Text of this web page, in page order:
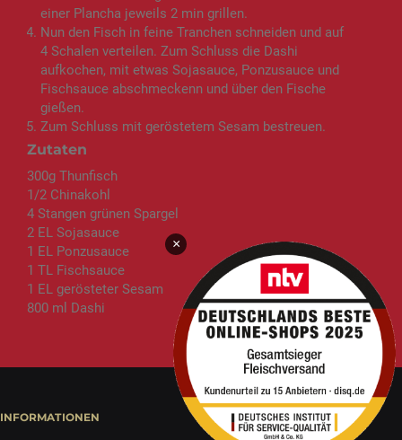
Zutaten
300g Thunfisch
1/2 Chinakohl
4 Stangen grünen Spargel
2 EL Sojasauce
1 EL Ponzusauce
1 TL Fischsauce
1 EL gerösteter Sesam
800 ml Dashi
einer Plancha jeweils 2 min grillen.
Nun den Fisch in feine Tranchen schneiden und auf
4 Schalen verteilen. Zum Schluss die Dashi
aufkochen, mit etwas Sojasauce, Ponzusauce und
Fischsauce abschmeckenn und über den Fische
gießen.
Zum Schluss mit geröstetem Sesam bestreuen.
INFORMATIONEN
×